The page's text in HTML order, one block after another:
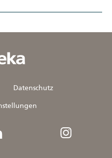
Datenschutz
Instagram